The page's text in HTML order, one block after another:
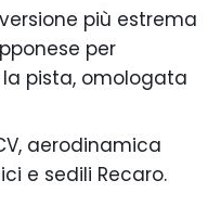
più estrema
per
pista, omologata
aerodinamica
e sedili Recaro.